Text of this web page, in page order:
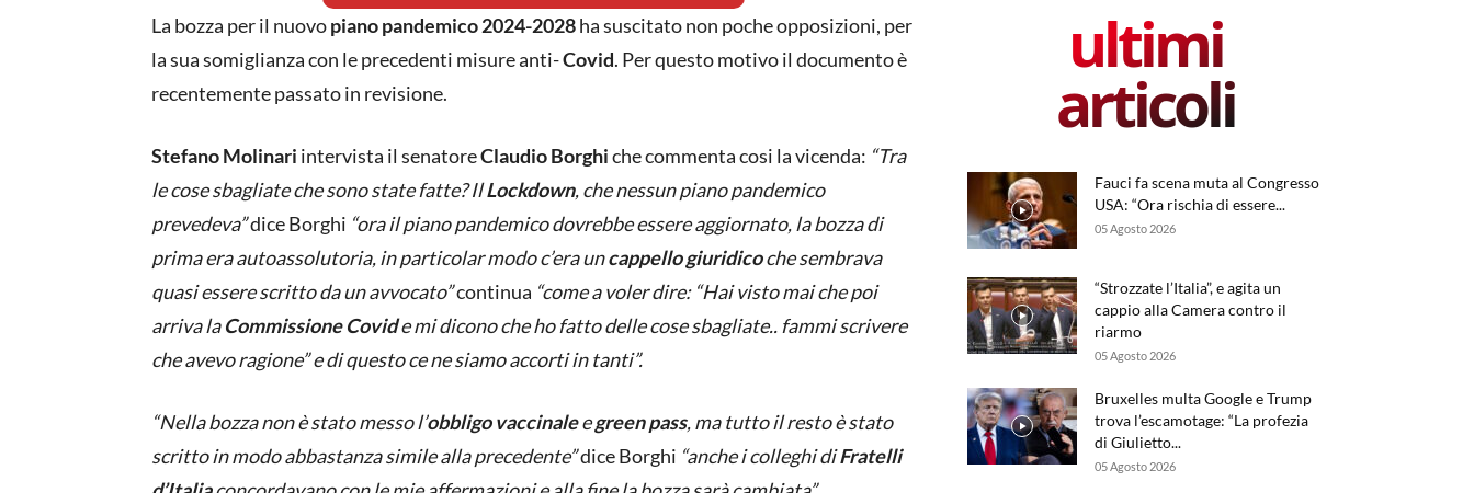
La bozza per il nuovopiano pandemico 2024-2028ha suscitato non poche opposizioni, per
la sua somiglianza con le precedenti misure anti-Covid. Per questo motivo il documento è
recentemente passato in revisione.
Stefano Molinari intervista il senatoreClaudio Borghiche commenta cosi la vicenda: “Tra
le cose sbagliate che sono state fatte? IlLockdown, che nessun piano pandemico
prevedeva”dice Borghi “ora il piano pandemico dovrebbe essere aggiornato, la bozza di
prima era autoassolutoria, in particolar modo c’era uncappello giuridicoche sembrava
quasi essere scritto da un avvocato”continua “come a voler dire: “Hai visto mai che poi
arriva laCommissione Covide mi dicono che ho fatto delle cose sbagliate.. fammi scrivere
che avevo ragione” e di questo ce ne siamo accorti in tanti”.
“Nella bozza non è stato messo l’obbligo vaccinaleegreen pass, ma tutto il resto è stato
scritto in modo abbastanza simile alla precedente”dice Borghi “anche i colleghi diFratelli
ultimi
articoli
Fauci fa scena muta al Congresso
USA: “Ora rischia di essere...
05 Agosto 2026
“Strozzate l’Italia”, e agita un
cappio alla Camera contro il
riarmo
05 Agosto 2026
Bruxelles multa Google e Trump
trova l’escamotage: “La profezia
di Giulietto...
05 Agosto 2026